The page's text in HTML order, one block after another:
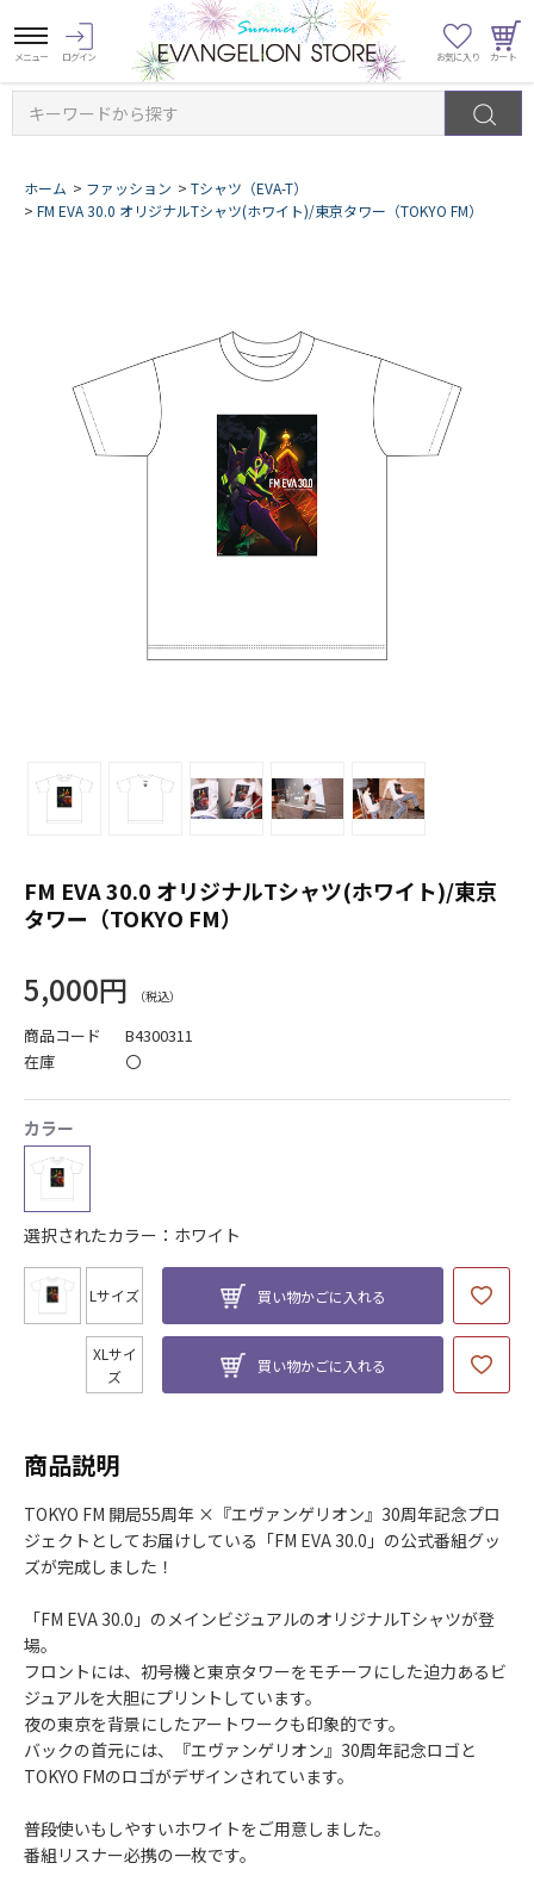
キーワードから探す
ホーム > ファッション > Tシャツ（EVA-T）
> FM EVA 30.0 オリジナルTシャツ(ホワイト)/東京タワー（TOKYO FM）
FM EVA 30.0 オリジナルTシャツ(ホワイト)/東京
タワー（TOKYO FM）
5,000円
商品コード
B4300311
在庫
〇
カラー
選択されたカラー：ホワイト
Lサイズ 買い物かごに入れる
XLサイ
ズ
買い物かごに入れる
商品説明
TOKYO FM 開局55周年 ×『エヴァンゲリオン』30周年記念プロ
ジェクトとしてお届けしている「FM EVA 30.0」の公式番組グッ
ズが完成しました！
「FM EVA 30.0」のメインビジュアルのオリジナルTシャツが登
場。
フロントには、初号機と東京タワーをモチーフにした迫力あるビ
ジュアルを大胆にプリントしています。
夜の東京を背景にしたアートワークも印象的です。
バックの首元には、『エヴァンゲリオン』30周年記念ロゴと
TOKYO FMのロゴがデザインされています。
普段使いもしやすいホワイトをご用意しました。
番組リスナー必携の一枚です。